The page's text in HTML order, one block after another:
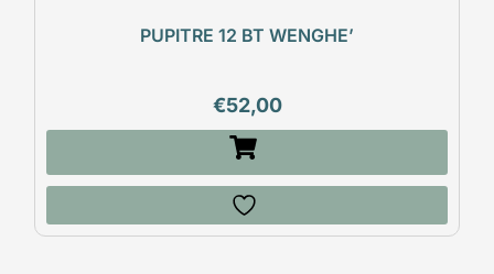
PUPITRE 12 BT WENGHE’
€52,00